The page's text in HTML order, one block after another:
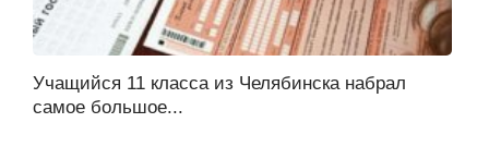
Учащийся 11 класса из Челябинска набрал
самое большое...